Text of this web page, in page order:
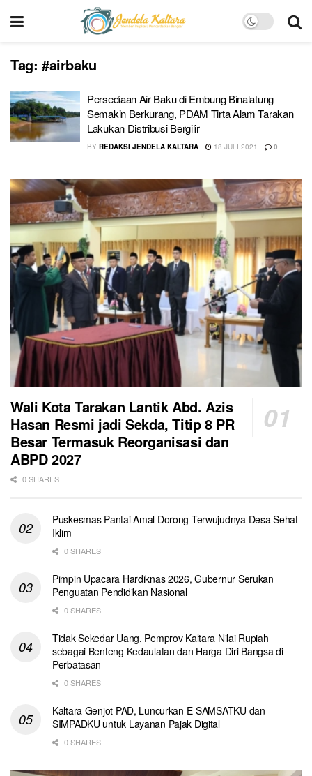
Tag: #airbaku
Persediaan Air Baku di Embung Binalatung
Semakin Berkurang, PDAM Tirta Alam Tarakan
Lakukan Distribusi Bergilir
BY REDAKSI JENDELA KALTARA 18 JULI 2021 0
Wali Kota Tarakan Lantik Abd. Azis
Hasan Resmi jadi Sekda, Titip 8 PR
Besar Termasuk Reorganisasi dan
ABPD 2027
0 SHARES
Puskesmas Pantai Amal Dorong Terwujudnya Desa Sehat
Iklim
0 SHARES
Pimpin Upacara Hardiknas 2026, Gubernur Serukan
Penguatan Pendidikan Nasional
0 SHARES
Tidak Sekedar Uang, Pemprov Kaltara Nilai Rupiah
sebagai Benteng Kedaulatan dan Harga Diri Bangsa di
Perbatasan
0 SHARES
Kaltara Genjot PAD, Luncurkan E-SAMSATKU dan
SIMPADKU untuk Layanan Pajak Digital
0 SHARES